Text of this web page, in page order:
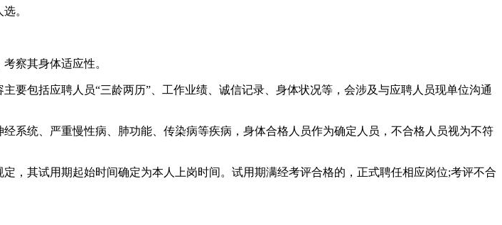
。
察其身体适应性。
包括应聘人员“三龄两历”、工作业绩、诚信记录、身体状况等，会涉及与应聘人员现单位沟通
统、严重慢性病、肺功能、传染病等疾病，身体合格人员作为确定人员，不合格人员视为不符
其试用期起始时间确定为本人上岗时间。试用期满经考评合格的，正式聘任相应岗位;考评不合